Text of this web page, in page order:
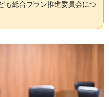
も総合プラン推進委員会につ